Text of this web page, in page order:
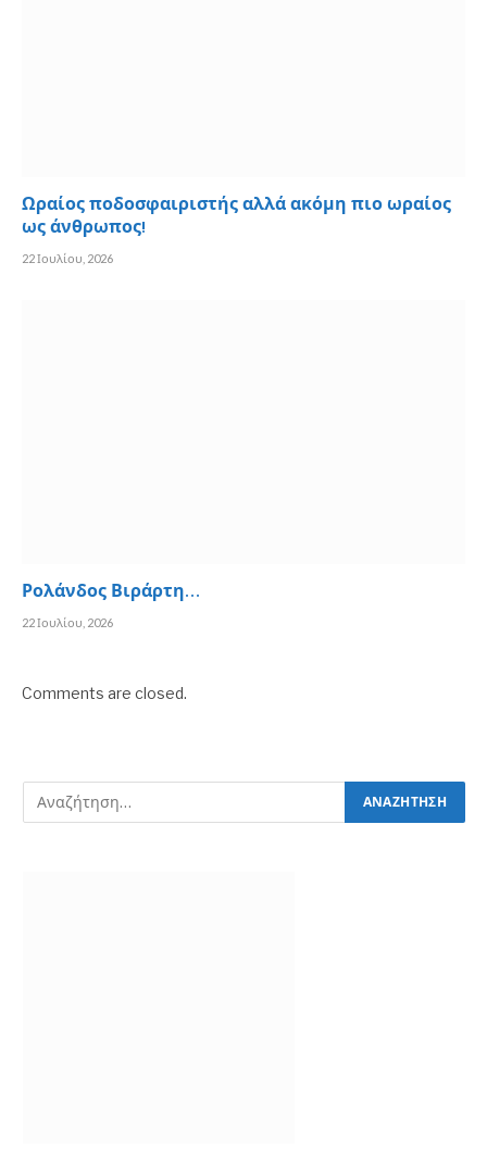
Ωραίος ποδοσφαιριστής αλλά ακόμη πιο ωραίος
ως άνθρωπος!
22 Ιουλίου, 2026
Ρολάνδος Βιράρτη…
22 Ιουλίου, 2026
Comments are closed.